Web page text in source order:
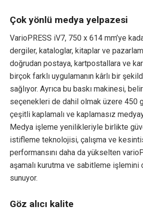
Çok yönlü medya yelpazesi
VarioPRESS iV7, 750 x 614 mm’ye
dergiler, kataloglar, kitaplar ve
doğrudan postaya, kartpostallara ve
birçok farklı uygulamanın kârlı bir
sağlıyor. Ayrıca bu baskı makinesi,
seçenekleri de dahil olmak üzere 450
çeşitli kaplamalı ve kaplamasız
Medya işleme yenilikleriyle birlikte
istifleme teknolojisi, çalışma ve
performansını daha da yükselten
aşamalı kurutma ve sabitleme işlemini
sunuyor.
Göz alıcı kalite